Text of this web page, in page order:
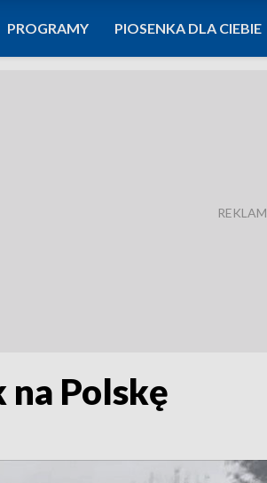
PROGRAMY PIOSENKA DLA CIEBIE
Polskę